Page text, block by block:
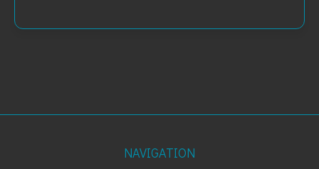
NAVIGATION